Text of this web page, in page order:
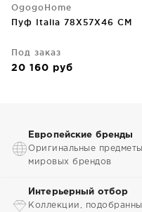
OgogoHome
Пуф Italia 78X57X46 CM
Под заказ
20 160 руб
Европейские бренды
Оригинальные
мировых брендов
Интерьерный отбор
Коллекции,